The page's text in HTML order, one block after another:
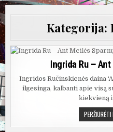
Kategorija:
Ingrida Ru –
Ingridos Ručinskienės daina
ilgesinga, kalbanti apie visą
kiekvieną